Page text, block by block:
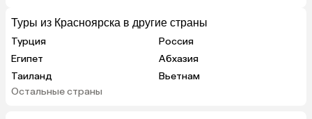
Туры из Красноярска в другие страны
Турция
Россия
Египет
Абхазия
Таиланд
Вьетнам
ОАЭ
Остальные страны